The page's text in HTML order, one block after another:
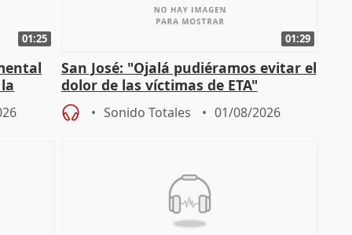
01:25 01:29
San José: "Ojalá pudiéramos evitar el
dolor de las víctimas de ETA"
Sonido Totales 01/08/2026